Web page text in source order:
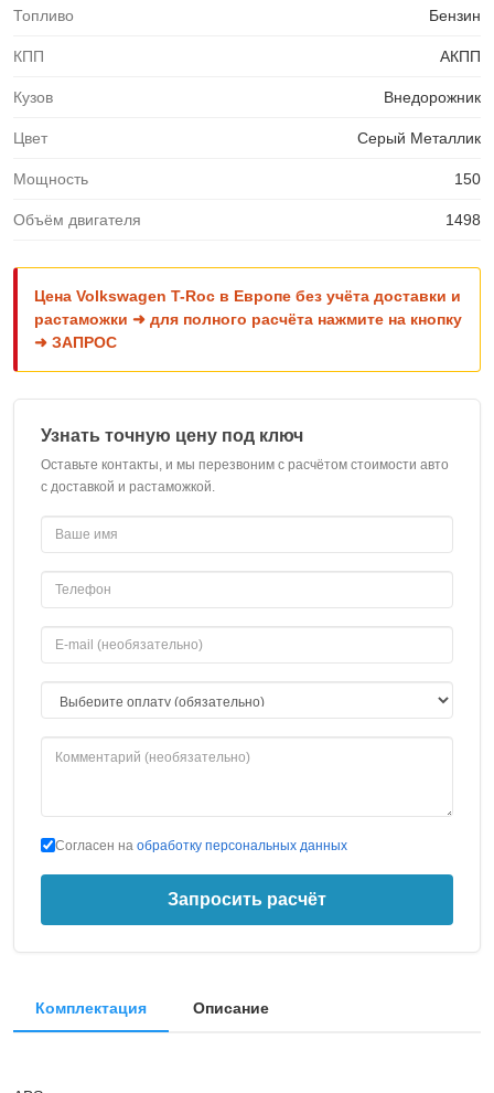
Топливо Бензин
КПП АКПП
Кузов Внедорожник
Цвет Серый Металлик
Мощность 150
Объём двигателя 1498
Цена Volkswagen T-Roc в Европе без учёта доставки и
растаможки ➜ для полного расчёта нажмите на кнопку
➜ ЗАПРОС
Узнать точную цену под ключ
Оставьте контакты, и мы перезвоним с расчётом стоимости авто
с доставкой и растаможкой.
Согласен на обработку персональных данных
Запросить расчёт
Комплектация Описание